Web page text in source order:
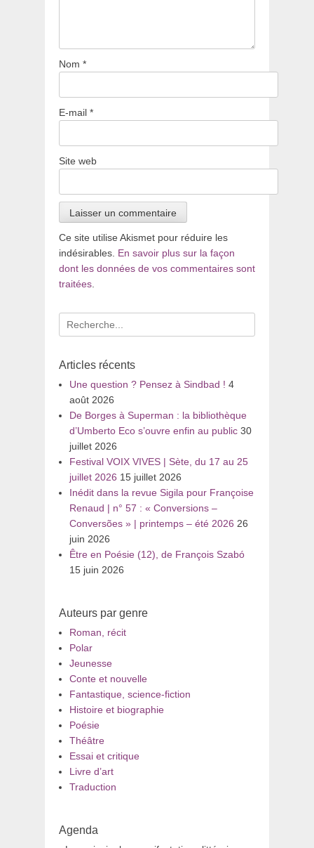
Nom *
E-mail *
Site web
Ce site utilise Akismet pour réduire les
indésirables. En savoir plus sur la façon
dont les données de vos commentaires sont
traitées
Recherche
pour
Articles récents
Une question ? Pensez à Sindbad ! 4
août 2026
De Borges à Superman : la bibliothèque
d’Umberto Eco s’ouvre enfin au public 30
juillet 2026
Festival VOIX VIVES | Sète, du 17 au 25
juillet 2026 15 juillet 2026
Inédit dans la revue Sigila pour Françoise
Renaud | n° 57 : « Conversions –
Conversões » | printemps – été 2026 26
juin 2026
Être en Poésie (12), de François Szabó
15 juin 2026
Auteurs par genre
Roman, récit
Polar
Jeunesse
Conte et nouvelle
Fantastique, science-fiction
Histoire et biographie
Poésie
Théâtre
Essai et critique
Livre d’art
Traduction
Agenda